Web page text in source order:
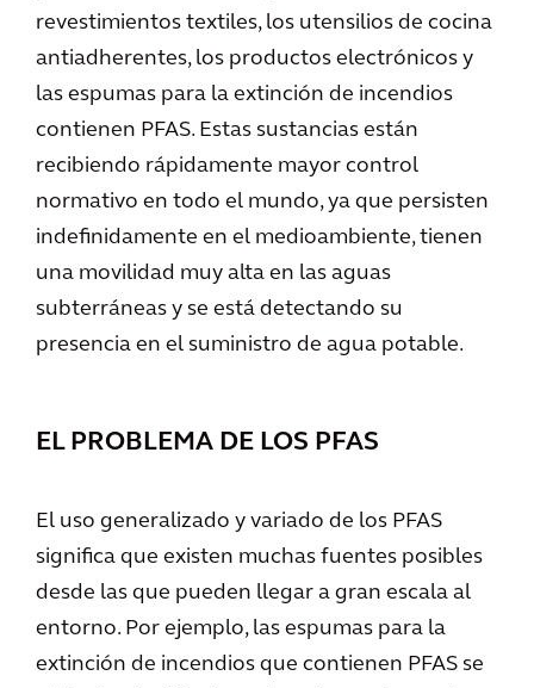
revestimientos textiles, los utensilios de cocina
antiadherentes, los productos electrónicos y
las espumas para la extinción de incendios
contienen PFAS. Estas sustancias están
recibiendo rápidamente mayor control
normativo en todo el mundo, ya que persisten
indefinidamente en el medioambiente, tienen
una movilidad muy alta en las aguas
subterráneas y se está detectando su
presencia en el suministro de agua potable.
EL PROBLEMA DE LOS PFAS
El uso generalizado y variado de los PFAS
significa que existen muchas fuentes posibles
desde las que pueden llegar a gran escala al
entorno. Por ejemplo, las espumas para la
extinción de incendios que contienen PFAS se